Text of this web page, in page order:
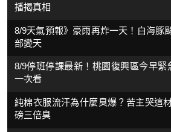
播揭真相
8/9天氣預報》豪雨再炸一天！白海
部變天
8/9停班停課最新！桃園復興區今早
一次看
純棉衣服流汗為什麼臭爆？苦主哭
磅三倍臭